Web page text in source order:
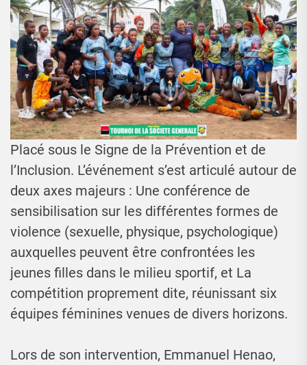
Placé sous le Signe de la Prévention et de
l’Inclusion. L’événement s’est articulé autour de
deux axes majeurs : Une conférence de
sensibilisation sur les différentes formes de
violence (sexuelle, physique, psychologique)
auxquelles peuvent être confrontées les
jeunes filles dans le milieu sportif, et La
compétition proprement dite, réunissant six
équipes féminines venues de divers horizons.
Lors de son intervention, Emmanuel Henao,